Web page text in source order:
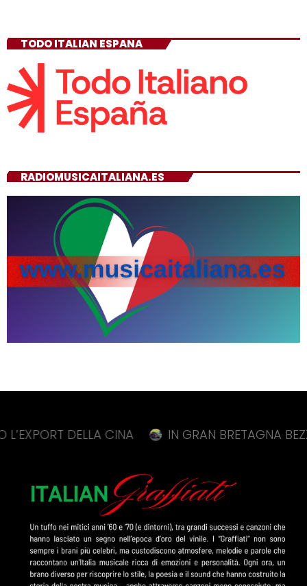
TODO ITALIAN ESPANA
RADIOMUSICAITALIANA.ES
CINA IN GRAN BRETAGNA BEZZECCHI